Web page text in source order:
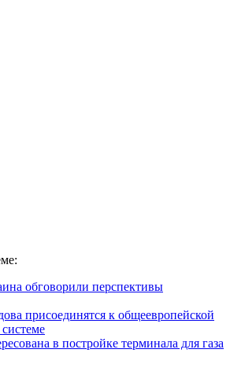
обговорили перспективы
присоединятся к общеевропейской
в постройке терминала для газа